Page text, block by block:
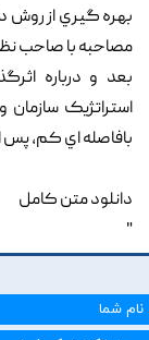
بهره گيري از روش
مصاحبه با صاحب
بعد و درباره
استراتژيک
بافاصله اي کم, پس
دانلود متن کامل
"